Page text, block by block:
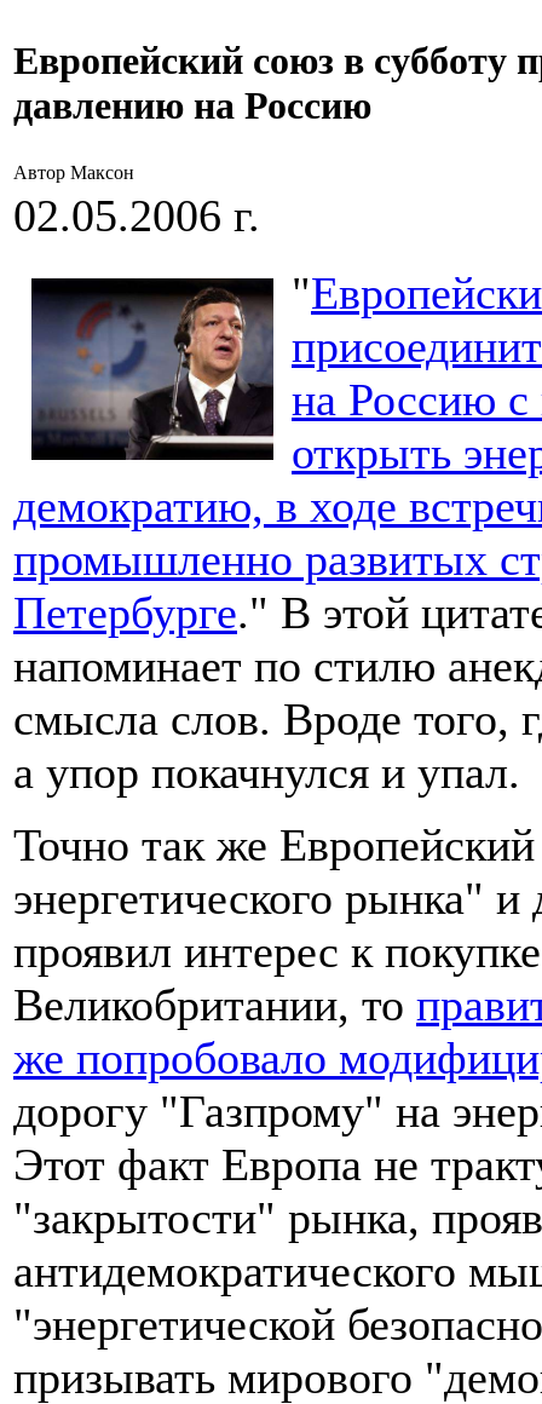
Европейский союз в
давлению на Россию
Автор Максон
02.05.2006 г.
"
на Россию с
открыть
демократию, в ходе
промышленно развитых
Петербурге." В этой
напоминает по стилю
смысла слов. Вроде того,
а упор покачнулся и упал.
Точно так же
энергетического рынка"
проявил интерес к
Великобритании, то
же попробовало
дорогу "Газпрому" на
Этот факт Европа не
"закрытости" рынка,
антидемократического
"энергетической
призывать мирового